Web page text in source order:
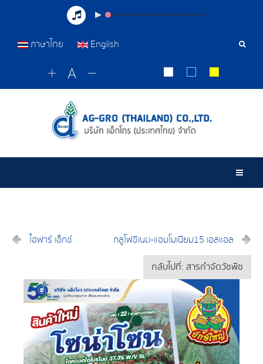
เครื่อ
ภาษาไทย English
ไฮฟาร์ เอ็กซ์ กลูโฟซิเนต-แอมโมเนียม15 เอสแอล
กลับไปที่: สารกำจัดวัชพืช